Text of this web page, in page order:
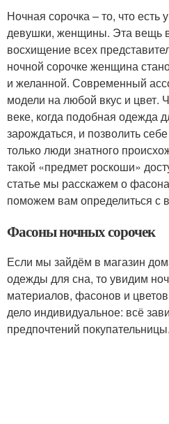
Ночная сорочка – то, что
девушки, женщины. Эта вещь
восхищение всех
ночной сорочке женщина
и желанной. Современный
модели на любой вкус и цвет.
веке, когда подобная одежда
зарождаться, и позволить
только люди знатного
такой «предмет роскоши»
статье мы расскажем о
поможем вам определиться с
Фасоны ночных сорочек
Если мы зайдём в магазин
одежды для сна, то увидим
материалов, фасонов и
дело индивидуальное: всё
предпочтений покупательницы.